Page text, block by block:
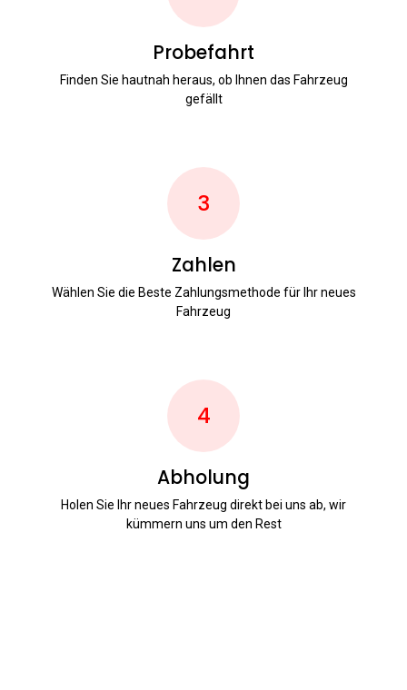
Probefahrt
Finden Sie hautnah heraus, ob Ihnen das Fahrzeug
gefällt
3
Zahlen
Wählen Sie die Beste Zahlungsmethode für Ihr neues
Fahrzeug
4
Abholung
Holen Sie Ihr neues Fahrzeug direkt bei uns ab, wir
kümmern uns um den Rest